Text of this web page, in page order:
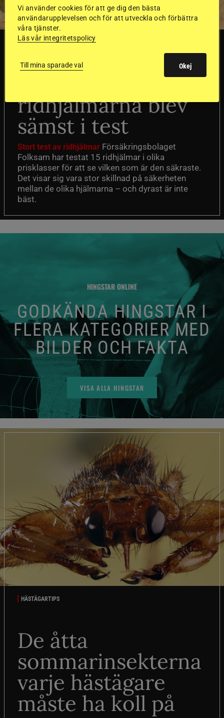
SVERIGE
ridhjälmarna blev
sämst i test
Stort test av ridhjälmar Försäkringsbolaget
Folksam har testat 15 ridhjälmar i olika
prisklasser för att se vilken som är den säkraste.
Det visar sig vara stor skillnad på säkerheten
mellan de olika hjälmarna – och dyrast är inte
bäst.
HINGSTAR ONLINE
GODKÄNDA HINGSTAR I
FLERA KATEGORIER MED
BILDER OCH FAKTA
VISA ALLA HINGSTAR
HÄSTÄGARTIPS
De åtta
sommarinsekterna
varje hästägare
måste ha koll på
Vi använder cookies för att ge dig den bästa
användarupplevelsen och för att utveckla och förbättra
våra tjänster.
Läs vår integritetspolicy
Till mina sparade val Okej